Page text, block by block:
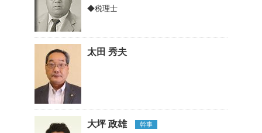
◆税理士
太田 秀夫
大坪 政雄 幹事